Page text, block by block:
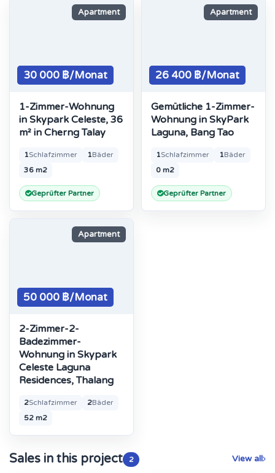
Apartment
30 000 ฿/Monat
1-Zimmer-Wohnung
in Skypark Celeste, 36
m² in Cherng Talay
1Schlafzimmer 1Bäder
36 m2
Geprüfter Partner
Apartment
26 400 ฿/Monat
Gemütliche 1-Zimmer-
Wohnung in SkyPark
Laguna, Bang Tao
1Schlafzimmer 1Bäder
0 m2
Geprüfter Partner
Apartment
50 000 ฿/Monat
2-Zimmer-2-
Badezimmer-
Wohnung in Skypark
Celeste Laguna
Residences, Thalang
2Schlafzimmer 2Bäder
52 m2
Sales in this project 2 View all